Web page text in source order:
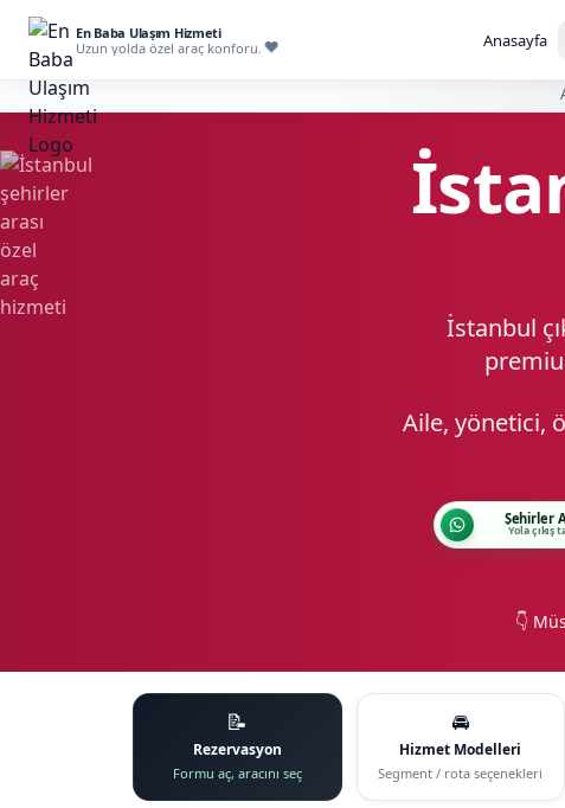
En Baba Ulaşım Hizmeti
Uzun yolda özel araç konforu.
Anasayfa
İstanbul
Aile, yönetici,
Şehirler
Yola
👇
📝
Rezervasyon
Formu aç, aracını seç
🚘
Hizmet Modelleri
Segment / rota seçenekleri